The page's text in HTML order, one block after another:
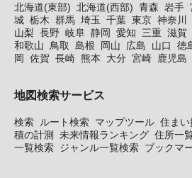
北海道(東部) 北海道(西部) 青森 岩手
城 栃木 群馬 埼玉 千葉 東京 神奈川
山梨 長野 岐阜 静岡 愛知 三重 滋賀
和歌山
鳥取 島根 岡山 広島 山口 徳
岡
佐賀 長崎 熊本 大分 宮崎 鹿児島
地図検索サービス
検索 ルート検索 マップツール 住まい
積の計測 未来情報ランキング 住所一
一覧検索 ジャンル一覧検索 ブックマ